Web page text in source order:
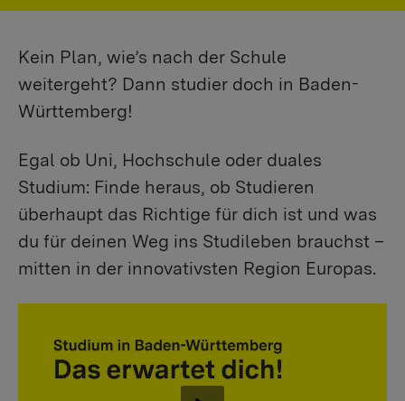
Kein Plan, wie’s nach der Schule
weitergeht? Dann studier doch in Baden-
Württemberg!
Egal ob Uni, Hochschule oder duales
Studium: Finde heraus, ob Studieren
überhaupt das Richtige für dich ist und was
du für deinen Weg ins Studileben brauchst –
mitten in der innovativsten Region Europas.